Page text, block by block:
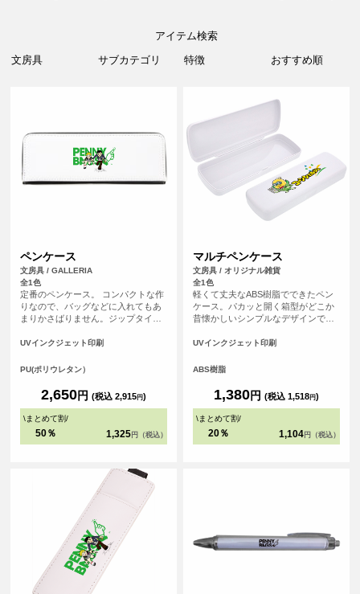
アイテム検索
ペンケース
文房具 / GALLERIA
全1色
定番のペンケース。 コンパクトな作
りなので、バッグなどに入れてもあ
まりかさばりません。ジップタイプ
じ柄の印刷になります。
UVインクジェット印刷
PU(ポリウレタン）
2,650円 (税込 2,915円)
\まとめて割/
50％ 1,325 円（税込）
マルチペンケース
文房具 / オリジナル雑貨
全1色
軽くて丈夫なABS樹脂でできたペン
ケース。パカッと開く箱型がどこか
昔懐かしいシンプルなデザインで
ンを印刷して、スポーツチーム・ア
などのあらゆるシーンでオリジナル
UVインクジェット印刷
ABS樹脂
1,380円 (税込 1,518円)
\まとめて割/
20％ 1,104 円（税込）